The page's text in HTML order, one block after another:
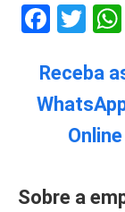
Receba
Sobre a